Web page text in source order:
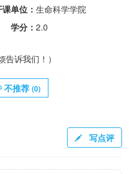
单位： 生命科学学院
学分： 2.0
告诉我们！）
不推荐 (0)
写点评